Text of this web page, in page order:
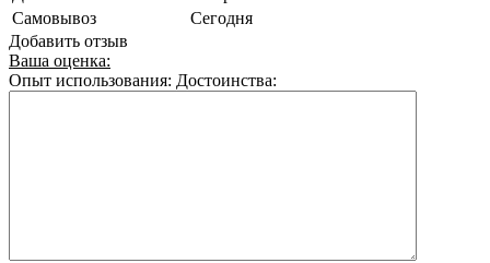
Самовывоз
Сегодня
Добавить отзыв
Ваша оценка:
Опыт использования: Достоинства: